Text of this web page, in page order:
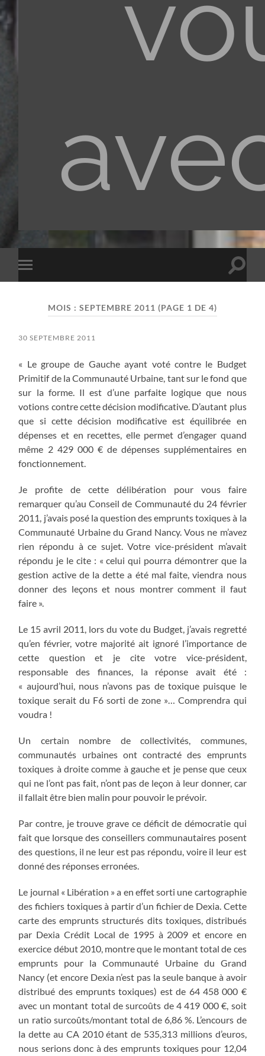
Toggle
mobile
Toggle
MOIS : SEPTEMBRE 2011 (PAGE 1 DE 4)
30 SEPTEMBRE 2011
« Le groupe de Gauche ayant voté contre le Budget
Primitif de la Communauté Urbaine, tant sur le fond que
sur la forme. Il est d’une parfaite logique que nous
votions contre cette décision modificative. D’autant plus
que si cette décision modificative est équilibrée en
dépenses et en recettes, elle permet d’engager quand
même 2 429 000 € de dépenses supplémentaires en
fonctionnement.
Je profite de cette délibération pour vous faire
remarquer qu’au Conseil de Communauté du 24 février
2011, j’avais posé la question des emprunts toxiques à la
Communauté Urbaine du Grand Nancy. Vous ne m’avez
rien répondu à ce sujet. Votre vice-président m’avait
répondu je le cite : « celui qui pourra démontrer que la
gestion active de la dette a été mal faite, viendra nous
donner des leçons et nous montrer comment il faut
faire ».
Le 15 avril 2011, lors du vote du Budget, j’avais regretté
qu’en février, votre majorité ait ignoré l’importance de
cette question et je cite votre vice-président,
responsable des finances, la réponse avait été :
« aujourd’hui, nous n’avons pas de toxique puisque le
toxique serait du F6 sorti de zone »… Comprendra qui
voudra !
Un certain nombre de collectivités, communes,
communautés urbaines ont contracté des emprunts
toxiques à droite comme à gauche et je pense que ceux
qui ne l’ont pas fait, n’ont pas de leçon à leur donner, car
il fallait être bien malin pour pouvoir le prévoir.
Par contre, je trouve grave ce déficit de démocratie qui
fait que lorsque des conseillers communautaires posent
des questions, il ne leur est pas répondu, voire il leur est
donné des réponses erronées.
Le journal « Libération » a en effet sorti une cartographie
des fichiers toxiques à partir d’un fichier de Dexia. Cette
carte des emprunts structurés dits toxiques, distribués
par Dexia Crédit Local de 1995 à 2009 et encore en
exercice début 2010, montre que le montant total de ces
emprunts pour la Communauté Urbaine du Grand
Nancy (et encore Dexia n’est pas la seule banque à avoir
distribué des emprunts toxiques) est de 64 458 000 €
avec un montant total de surcoûts de 4 419 000 €, soit
un ratio surcoûts/montant total de 6,86 %. L’encours de
la dette au CA 2010 étant de 535,313 millions d’euros,
nous serions donc à des emprunts toxiques pour 12,04